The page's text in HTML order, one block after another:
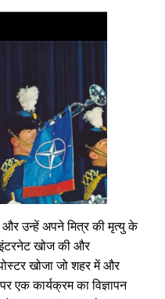
उन्हें अपने मित्र की मृत्यु के
इंटरनेट खोज की और
खोजा जो शहर में और
एक कार्यक्रम का विज्ञापन